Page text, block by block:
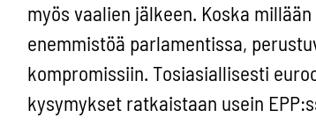
myös vaalien jälkeen. Koska
enemmistöä parlamentissa,
kompromissiin. Tosiasiallisesti
kysymykset ratkaistaan usein